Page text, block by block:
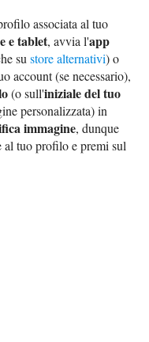
associata al tuo
e tablet, avvia l'app
sustore alternativi) o
account (se necessario),
(o sull'iniziale del tuo
personalizzata) in
immagine, dunque
al tuo profilo e premi sul